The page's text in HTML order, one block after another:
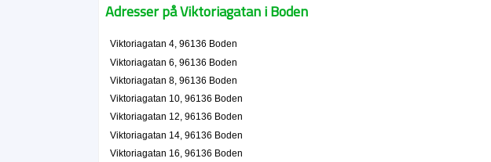
Adresser på Viktoriagatan i Boden
Viktoriagatan 4, 96136 Boden
Viktoriagatan 6, 96136 Boden
Viktoriagatan 8, 96136 Boden
Viktoriagatan 10, 96136 Boden
Viktoriagatan 12, 96136 Boden
Viktoriagatan 14, 96136 Boden
Viktoriagatan 16, 96136 Boden